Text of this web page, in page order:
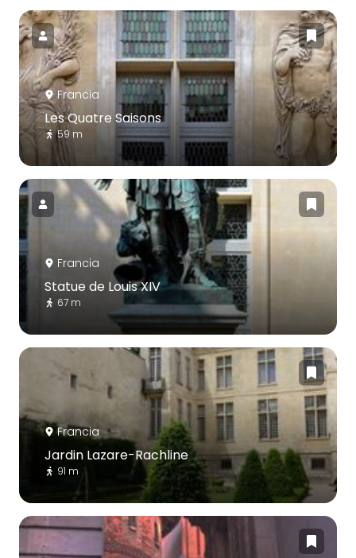
Francia
Les Quatre Saisons
59 m
Francia
Statue de Louis XIV
67 m
Francia
Jardin Lazare-Rachline
91 m